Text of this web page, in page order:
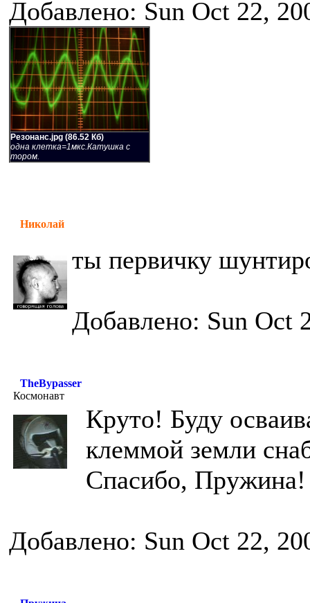
Добавлено: Sun Oct 22,
Резонанс.jpg (86.52 Кб)
одна клетка=1мкс.Катушка с
тором.
Николай
ты первичку
Добавлено: Sun Oct
TheBypasser
Космонавт
Круто! Буду
клеммой земли
Спасибо, Пружина!
Добавлено: Sun Oct 22,